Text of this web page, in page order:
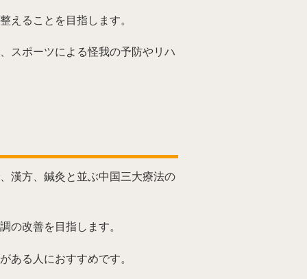
えることを目指します。
スポーツによる怪我の予防やリハ
漢方、鍼灸と並ぶ中国三大療法の
の改善を目指します。
ある人におすすめです。